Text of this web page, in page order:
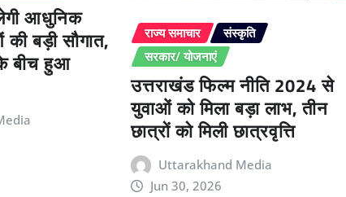
आधुनिक
बड़ी सौगात,
बीच हुआ
राज्य समाचार
संस्कृति
सरकार/ योजनाएं
उत्तराखंड फिल्म नीति 2024 से
युवाओं को मिला बड़ा लाभ, तीन
छात्रों को मिली छात्रवृत्ति
Uttarakhand Media
Jun 30, 2026